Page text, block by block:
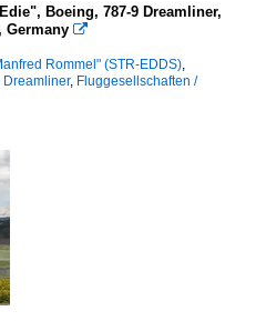
Boeing, 787-9 Dreamliner,
Germany 
Rommel" (STR-EDDS),
Dreamliner, Fluggesellschaften /